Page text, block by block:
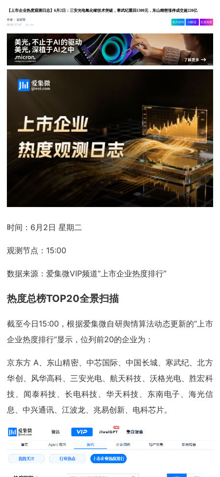
【上市企业热度观测日志】6月2日：三安光电氧化镓技术突破，寒武纪重回1300元，东山精密涨停成交超220亿
作者：赵碧莹
06-02 17:47
1.4w
相关舆情 AI解读 生成海报
时间：6月2日 星期二
观测节点：15:00
数据来源：爱集微VIP频道“上市企业热度排行”
热度总榜TOP20全景扫描
截至今日15:00，根据爱集微自研舆情算法动态更新的“上市
企业热度排行”显示，位列前20的企业为：
京东方 A、东山精密、中芯国际、中国长城、寒武纪、北方
华创、风华高科、三安光电、航天科技、沃格光电、胜宏科
技、闻泰科技、长电科技、华天科技、东南电子、海光信
息、中兴通讯、江波龙、兆易创新、电科芯片。